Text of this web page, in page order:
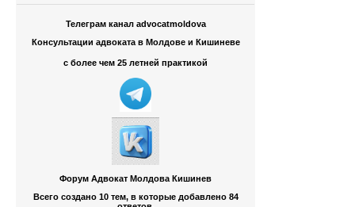
Телеграм канал advocatmoldova
Консультации адвоката в Молдове и Кишиневе
с более чем 25 летней практикой
Форум Адвокат Молдова Кишинев
Всего создано 10 тем, в которые добавлено 84